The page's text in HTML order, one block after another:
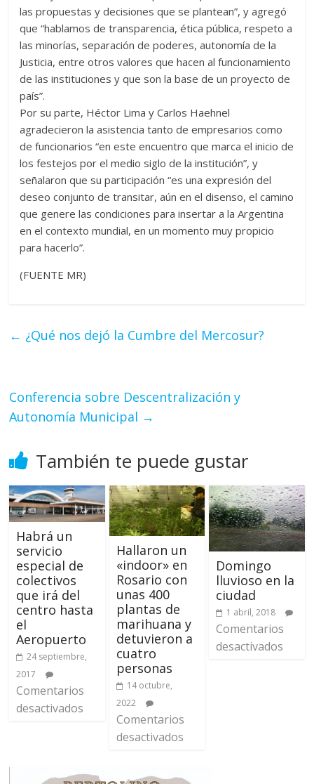
las propuestas y decisiones que se plantean”, y agregó
que “hablamos de transparencia, ética pública, respeto a
las minorías, separación de poderes, autonomía de la
Justicia, entre otros valores que hacen al funcionamiento
de las instituciones y que son la base de un proyecto de
país”.
Por su parte, Héctor Lima y Carlos Haehnel
agradecieron la asistencia tanto de empresarios como
de funcionarios “en este encuentro que marca el inicio de
los festejos por el medio siglo de la institución”, y
señalaron que su participación “es una expresión del
deseo conjunto de transitar, aún en el disenso, el camino
que genere las condiciones para insertar a la Argentina
en el contexto mundial, en un momento muy propicio
para hacerlo”.
(FUENTE MR)
← ¿Qué nos dejó la Cumbre del Mercosur?
Conferencia sobre Descentralización y
Autonomía Municipal →
También te puede gustar
Habrá un
servicio
especial de
colectivos
que irá del
centro hasta
el
Aeropuerto
24 septiembre,
2017
Comentarios
desactivados
Hallaron un
«indoor» en
Rosario con
unas 400
plantas de
marihuana y
detuvieron a
cuatro
personas
14 octubre,
2022
Comentarios
desactivados
Domingo
lluvioso en la
ciudad
1 abril, 2018
Comentarios
desactivados